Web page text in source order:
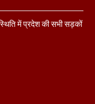
में प्रदेश की सभी सड़कों